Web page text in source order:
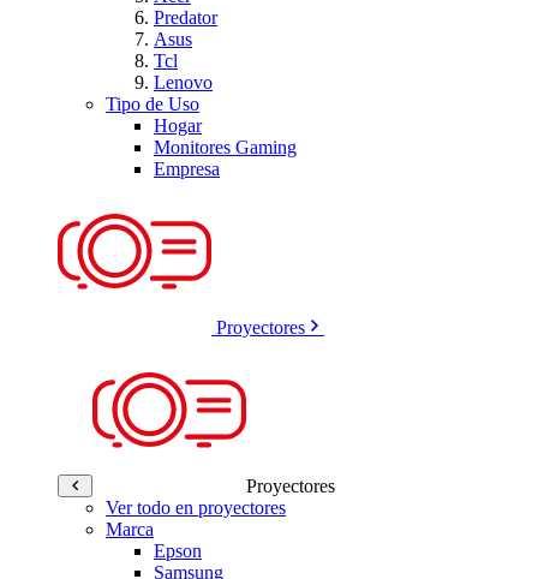
Predator
Asus
Tcl
Lenovo
Tipo de Uso
Hogar
Monitores Gaming
Empresa
Proyectores
Proyectores
Ver todo en proyectores
Marca
Epson
Samsung